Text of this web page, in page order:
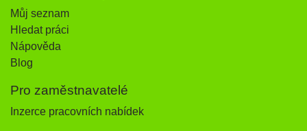
Můj seznam
Hledat práci
Nápověda
Blog
Pro zaměstnavatelé
Inzerce pracovních nabídek